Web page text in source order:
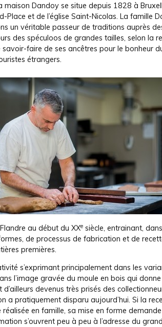
maison Dandoy se situe depuis 1828 à
et de l’église Saint-Nicolas. La famille
un véritable passeur de traditions auprès
des spéculoos de grandes tailles, selon la
faire de ses ancêtres pour le bonheur
étrangers.
au début du XXe siècle, entrainant,
de processus de fabrication et de
premières.
s’exprimant principalement dans les
l’image gravée du moule en bois qui
devenus très prisés des
a pratiquement disparu aujourd’hui. Si la
en famille, sa mise en forme
s’ouvrent peu à peu à l’adresse du grand